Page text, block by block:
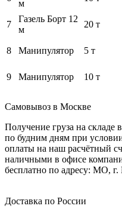
м
7
Газель Борт 12
м
20 т
8 Манипулятор 5 т
9 Манипулятор 10 т
Самовывоз в Москве
Получение груза на складе
по будним дням при
оплаты на наш расчётный
наличными в офисе
бесплатно по адресу: МО,
Доставка по России